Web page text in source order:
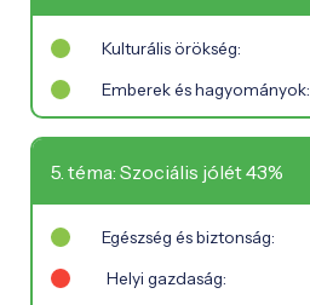
Kulturális örökség:
Emberek és hagyományok:
5. téma: Szociális jólét 43%
Egészség és biztonság:
Helyi gazdaság: